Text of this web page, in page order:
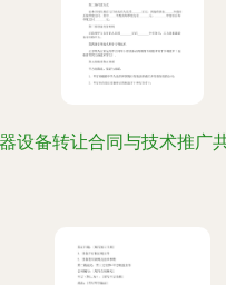
设备转让合同与技术推广